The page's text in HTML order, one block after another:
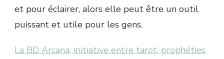
et pour éclairer, alors elle peut être un outil
puissant et utile pour les gens.
La BD Arcana, initiative entre tarot, prophéties